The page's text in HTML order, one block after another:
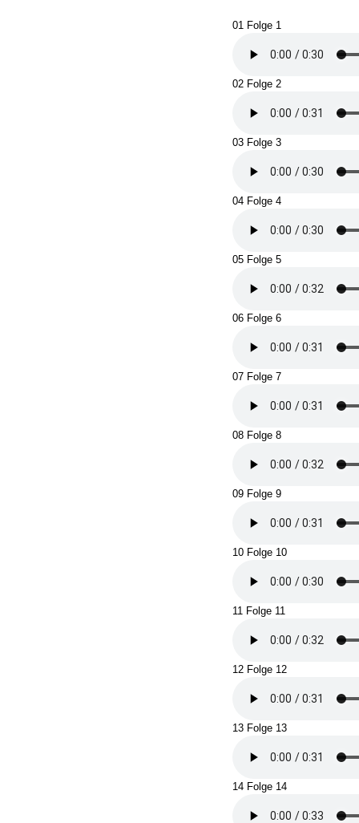
01 Folge 1
02 Folge 2
03 Folge 3
04 Folge 4
05 Folge 5
06 Folge 6
07 Folge 7
08 Folge 8
09 Folge 9
10 Folge 10
11 Folge 11
12 Folge 12
13 Folge 13
14 Folge 14